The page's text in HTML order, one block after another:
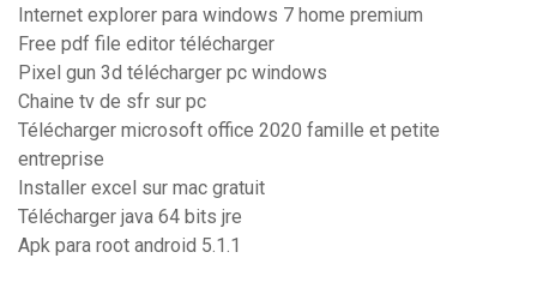
Internet explorer para windows 7 home premium
Free pdf file editor télécharger
Pixel gun 3d télécharger pc windows
Chaine tv de sfr sur pc
Télécharger microsoft office 2020 famille et petite
entreprise
Installer excel sur mac gratuit
Télécharger java 64 bits jre
Apk para root android 5.1.1